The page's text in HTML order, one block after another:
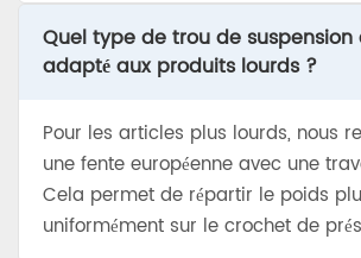
Quel type de trou de suspension
adapté aux produits lourds ?
Pour les articles plus lourds, nous
une fente européenne avec une
Cela permet de répartir le poids
uniformément sur le crochet de